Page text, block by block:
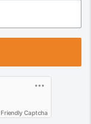
Friendly Captcha